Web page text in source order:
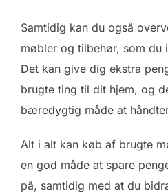
Samtidig kan du også
møbler og tilbehør, som
Det kan give dig ekstra
brugte ting til dit hjem, og
bæredygtig måde at
Alt i alt kan køb af brugte
en god måde at spare
på, samtidig med at du